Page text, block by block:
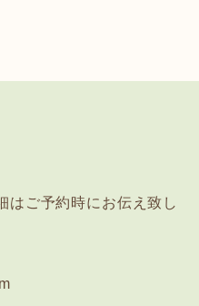
はご予約時にお伝え致し